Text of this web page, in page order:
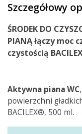
Szczegółowy
ŚRODEK DO
PIANĄ łączymoc
czystością
Aktywna piana WC
powierzchni
BACILEX®, 500 ml.